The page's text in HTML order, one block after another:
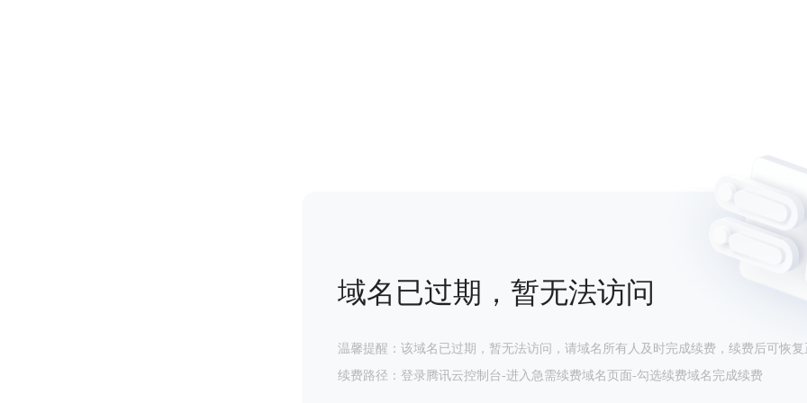
域名已过期，暂无法访问
温馨提醒：该域名已过期，暂无法访问，请域名所有人及时完成续费，续费后可恢复
续费路径：登录腾讯云控制台-进入急需续费域名页面-勾选续费域名完成续费